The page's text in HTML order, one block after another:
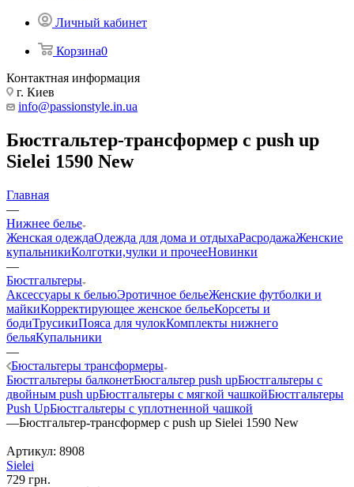
Личный кабинет
Корзина0
Контактная информация
г. Киев
info@passionstyle.in.ua
Бюстгальтер-трансформер с push up
Sielei 1590 New
Главная
—
Нижнее белье
Женская одеждаОдежда для дома и отдыхаРасродажаЖенские
купальникиКолготки,чулки и прочееНовинки
—
Бюстгальтеры
Аксессуары к бельюЭротичное бельеЖенские футболки и
майкиКорректирующее женское бельеКорсеты и
бодиТрусикиПояса для чулокКомплекты нижнего
бельяКупальники
—
Бюстальтеры трансформеры
Бюстгальтеры балконетБюсгальтер push upБюстгальтеры с
двойным push upБюстгальтеры с мягкой чашкойБюстгальтеры
Push UpБюстгальтеры с уплотненной чашкой
—Бюстгальтер-трансформер с push up Sielei 1590 New
Артикул: 8908
Sielei
729 грн.